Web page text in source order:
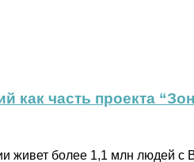
как часть проекта
живет более 1,1 млн людей с